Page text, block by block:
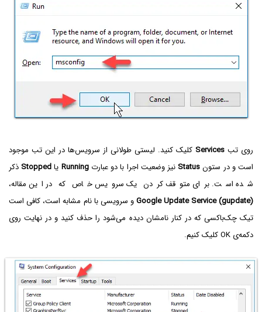
روی تب Services کلیک کنید. لیستی طولانی از سرویس‌ها در این تب موجود
است و در ستونStatus نیز وضعیت اجرا با دو عبارتRunning یاStopped ذکر
شده است. برای متوقف کردن یک سرویس خاص که در این مقاله،
Google Update Service (gupdate)و سرویسی با نام مشابه است، کافی است
تیک چک‌باکسی که در کنار نامشان دیده می‌شود را حذف کنید و در نهایت روی
دکمه‌ی OK کلیک کنیم.